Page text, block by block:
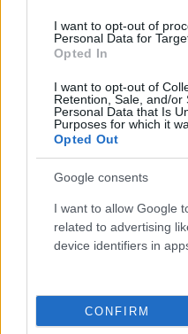
I want to opt-out of
Personal Data for
Opted In
I want to opt-out of
Retention, Sale, and/or
Personal Data that Is
Purposes for which it
Opted Out
Google consents
I want to allow Google
related to advertising
device identifiers in
CONFIRM
Μια τρίτη αύξηση στις
την τέταρτη δόση
του νόμου Βρούτση, που
150.000 συνταξιούχοι
από 30 έτη θα δουν
Όπως είπε ο υπουργός,
πάρουν και τις τρεις
Σημείωσε ότι πρόκειται
συμφορά με την